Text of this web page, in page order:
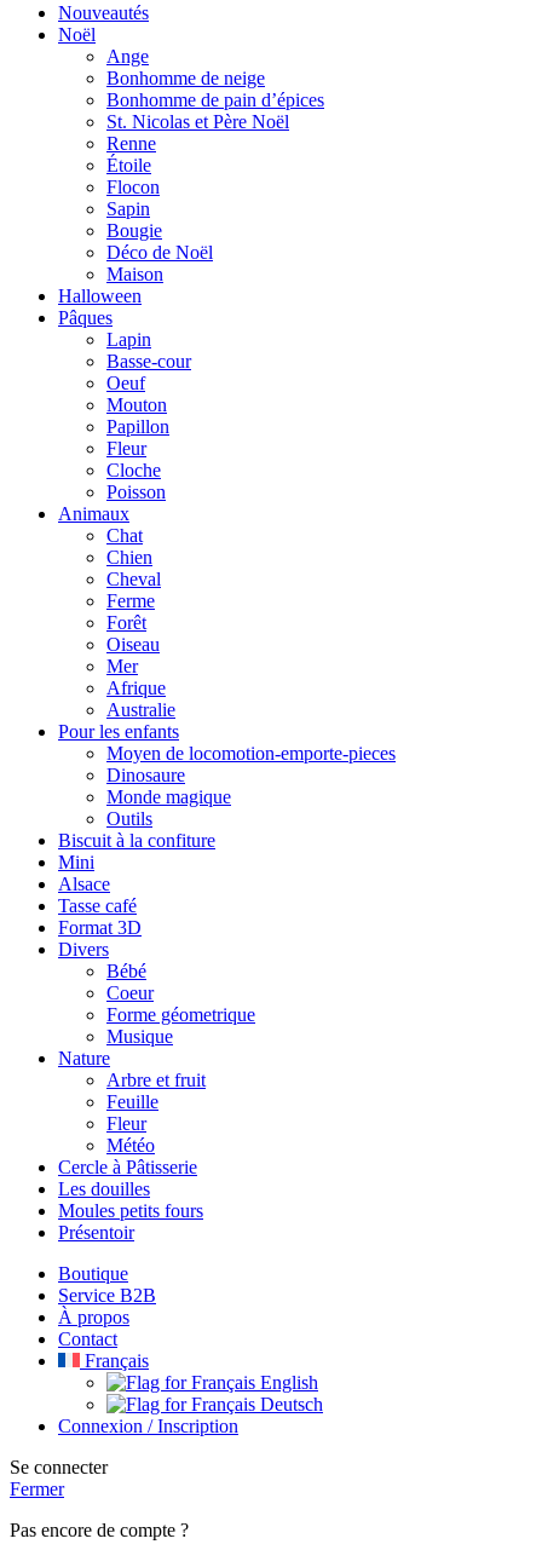
Nouveautés
Noël
Ange
Bonhomme de neige
Bonhomme de pain d’épices
St. Nicolas et Père Noël
Renne
Étoile
Flocon
Sapin
Bougie
Déco de Noël
Maison
Halloween
Pâques
Lapin
Basse-cour
Oeuf
Mouton
Papillon
Fleur
Cloche
Poisson
Animaux
Chat
Chien
Cheval
Ferme
Forêt
Oiseau
Mer
Afrique
Australie
Pour les enfants
Moyen de locomotion-emporte-pieces
Dinosaure
Monde magique
Outils
Biscuit à la confiture
Mini
Alsace
Tasse café
Format 3D
Divers
Bébé
Coeur
Forme géometrique
Musique
Nature
Arbre et fruit
Feuille
Fleur
Météo
Cercle à Pâtisserie
Les douilles
Moules petits fours
Présentoir
Boutique
Service B2B
À propos
Contact
Français
English
Deutsch
Connexion / Inscription
Se connecter
Fermer
Pas encore de compte ?